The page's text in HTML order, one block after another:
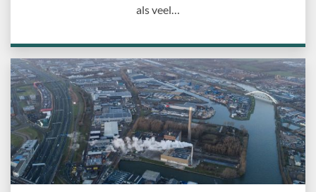
als veel…